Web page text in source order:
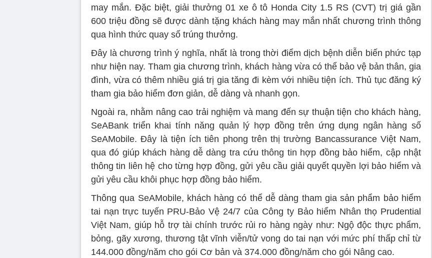
may mắn. Đặc biệt, giải thưởng 01 xe ô tô Honda City 1.5 RS (CVT) trị giá gần
600 triệu đồng sẽ được dành tặng khách hàng may mắn nhất chương trình thông
qua hình thức quay số trúng thưởng.
Đây là chương trình ý nghĩa, nhất là trong thời điểm dịch bệnh diễn biến phức tạp
như hiện nay. Tham gia chương trình, khách hàng vừa có thể bảo vệ bản thân, gia
đình, vừa có thêm nhiều giá trị gia tăng đi kèm với nhiều tiện ích. Thủ tục đăng ký
tham gia bảo hiểm đơn giản, dễ dàng và nhanh gọn.
Ngoài ra, nhằm nâng cao trải nghiệm và mang đến sự thuận tiện cho khách hàng,
SeABank triển khai tính năng quản lý hợp đồng trên ứng dụng ngân hàng số
SeAMobile. Đây là tiện ích tiên phong trên thị trường Bancassurance Việt Nam,
qua đó giúp khách hàng dễ dàng tra cứu thông tin hợp đồng bảo hiểm, cập nhật
thông tin liên hệ cho từng hợp đồng, gửi yêu cầu giải quyết quyền lợi bảo hiểm và
gửi yêu cầu khôi phục hợp đồng bảo hiểm.
Thông qua SeAMobile, khách hàng có thể dễ dàng tham gia sản phẩm bảo hiểm
tai nạn trực tuyến PRU-Bảo Vệ 24/7 của Công ty Bảo hiểm Nhân thọ Prudential
Việt Nam, giúp hỗ trợ tài chính trước rủi ro hàng ngày như: Ngộ độc thực phẩm,
bỏng, gãy xương, thương tật vĩnh viễn/tử vong do tai nạn với mức phí thấp chỉ từ
144.000 đồng/năm cho gói Cơ bản và 374.000 đồng/năm cho gói Nâng cao.